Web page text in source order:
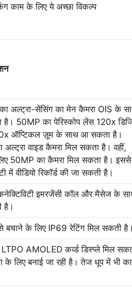
काम के लिए ये अच्छा विकल्प
अल्ट्रा-सेंसिंग का मेन कैमरा OIS के
है। 50MP का पेरिस्कोप लेंस 120x
ऑप्टिकल ज़ूम के साथ आ सकता है।
वाइड कैमरा मिल सकता है। वहीं,
50MP का कैमरा मिल सकता है। इससे
में वीडियो रिकॉर्ड की जा सकती है।
इमरजेंसी कॉल और मैसेज के
है।
बचाने के लिए IP69 रेटिंग मिल सकती
AMOLED कर्व्ड डिस्प्ले मिल
के लिए बनाई जा रही है। तेज धूप में भी